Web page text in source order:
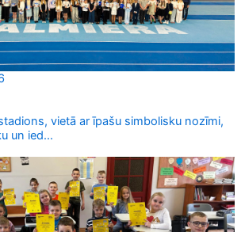
vietā ar īpašu simbolisku nozīmi,
un ied...